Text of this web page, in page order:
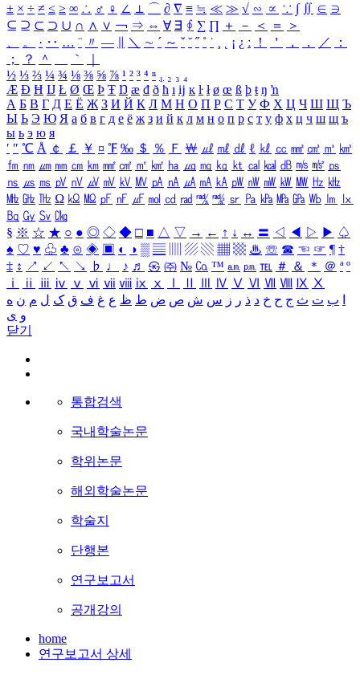
± × ÷ ≠ ≤ ≥ ∞ ∴ ♂ ♀ ∠ ⊥ ⌒ ∂ ∇ ≡ ≒ ≪ ≫ √ ∽ ∝ ∵ ∫ ∬ ∈ ∋
⊆ ⊇ ⊂ ⊃ ∪ ∩ ∧ ∨ ￢ ⇒ ⇔ ∀ ∃ ∮ ∑ ∏ ＋ － ＜ ＝
＞
、
。 · ‥ … ¨ 〃 ― ＼ ∼ ´ ～ ˇ ˘ ˝ ˚ ˙ ¸ ¡ ¿ ː ！ ＇ ， ． ／
：
；
？ ＾ ｀
½ ⅓ ⅔ ¼ ¾ ⅛ ⅜ ⅝ ⅞ ¹ ² ³ ⁴ ⁿ ₁ ₂ ₃ ₄
Æ Ð Ħ Ĳ Ł Ø Œ Þ Ŧ Ŋ æ đ ð ħ ı ĳ ĸ ŀ ł ø œ ß þ ŧ ŋ ŉ
А Б В Г Д Е Ё Ж З И Й К Л М Н О П Р С Т У Ф Х Ц Ч Ш Щ Ъ
Ы Ь Э Ю Я а б в г д е ё ж з и й к л м н о п р с т у ф х ц ч ш щ ъ
ы ь э ю я
′ ″ ℃ Å ￠ ￡ ￥ ¤ ℉ ‰ ＄ ％ Ｆ ￦ ㎕ ㎖ ㎗ ℓ ㎘ ㏄ ㎣ ㎤ ㎥ ㎦
㎙ ㎚ ㎛ ㎜ ㎝ ㎞ ㎟ ㎠ ㎡ ㎢ ㏊ ㎍ ㎎ ㎏ ㏏ ㎈ ㎉ ㏈ ㎧ ㎨ ㎰
㎱ ㎲ ㎳ ㎴ ㎵ ㎶ ㎷ ㎸ ㎹ ㎀ ㎁ ㎂ ㎃ ㎄ ㎺ ㎻ ㎽ ㎾ ㎿ ㎐ ㎑
㎒ ㎓ ㎔ Ω ㏀ ㏁ ㎊ ㎋ ㎌ ㏖ ㏅ ㎭ ㎮ ㎯ ㏛ ㎩ ㎪ ㎫ ㎬ ㏝ ㏐
㏓
㏃ ㏉ ㏜ ㏆
§ ※ ☆ ★ ○ ● ◎ ◇ ◆ □ ■ △ ▽ → ← ↑ ↓ ↔ 〓 ◁ ◀ ▷ ▶ ♤
♠ ♡ ♥ ♧ ♣ ⊙ ◈ ▣ ◐ ◑ ▒ ▤ ▨ ▧ ▦ ▩ ♨ ☏ ☎ ☜ ☞ ¶ †
‡ ↕ ↗ ↙ ↖ ↘ ♭ ♩ ♪ ♬ ㉿ ㈜ № ㏇ ™ ㏂ ㏘ ℡ ＃ ＆ ＊ ＠ ª º
ⅰ
ⅱ ⅲ ⅳ ⅴ ⅵ ⅶ ⅷ ⅸ ⅹ Ⅳ Ⅴ Ⅵ Ⅶ Ⅷ Ⅸ Ⅹ
ب ت ث ج ح خ د ذ ر ز س ش ص ض ط ظ ع غ ف ق ک ل م ن ه
و ی
닫기
통합검색
국내학술논문
학위논문
해외학술논문
학술지
단행본
연구보고서
공개강의
home
연구보고서 상세